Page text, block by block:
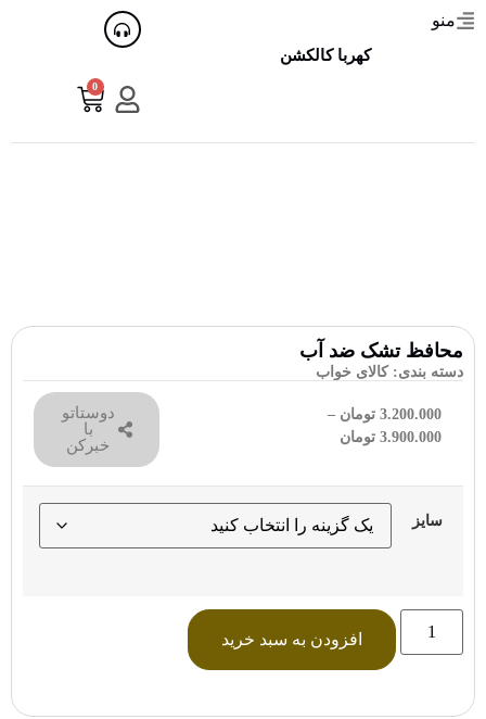
منو
کهربا کالکشن
0
محافظ تشک ضد آب
دسته بندی: کالای خواب
3.200.000 تومان –
3.900.000 تومان
دوستاتو
با
خبرکن
سایز
افزودن به سبد خرید